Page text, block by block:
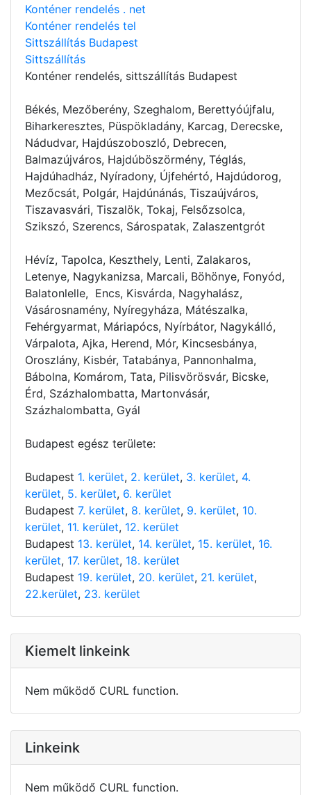
Konténer rendelés . net
Konténer rendelés tel
Sittszállítás Budapest
Sittszállítás
Konténer rendelés, sittszállítás Budapest
Békés, Mezőberény, Szeghalom, Berettyóújfalu,
Biharkeresztes, Püspökladány, Karcag, Derecske,
Nádudvar, Hajdúszoboszló, Debrecen,
Balmazújváros, Hajdúböszörmény, Téglás,
Hajdúhadház, Nyíradony, Újfehértó, Hajdúdorog,
Mezőcsát, Polgár, Hajdúnánás, Tiszaújváros,
Tiszavasvári, Tiszalök, Tokaj, Felsőzsolca,
Szikszó, Szerencs, Sárospatak, Zalaszentgrót
Hévíz, Tapolca, Keszthely, Lenti, Zalakaros,
Letenye, Nagykanizsa, Marcali, Böhönye, Fonyód,
Balatonlelle, Encs, Kisvárda, Nagyhalász,
Vásárosnamény, Nyíregyháza, Mátészalka,
Fehérgyarmat, Máriapócs, Nyírbátor, Nagykálló,
Várpalota, Ajka, Herend, Mór, Kincsesbánya,
Oroszlány, Kisbér, Tatabánya, Pannonhalma,
Bábolna, Komárom, Tata, Pilisvörösvár, Bicske,
Érd, Százhalombatta, Martonvásár,
Százhalombatta, Gyál
Budapest egész területe:
Budapest 1. kerület, 2. kerület, 3. kerület, 4.
kerület, 5. kerület, 6. kerület
Budapest 7. kerület, 8. kerület, 9. kerület, 10.
kerület, 11. kerület, 12. kerület
Budapest 13. kerület, 14. kerület, 15. kerület, 16.
kerület, 17. kerület, 18. kerület
Budapest 19. kerület, 20. kerület, 21. kerület,
22.kerület, 23. kerület
Kiemelt linkeink
Nem működő CURL function.
Linkeink
Nem működő CURL function.